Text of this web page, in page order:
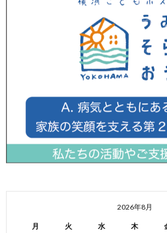
2026年8月
月 火 水 木